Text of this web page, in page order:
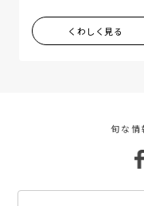
くわしく見る
旬な情